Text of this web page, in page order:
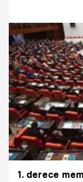
1 kilometre
14.03.2024